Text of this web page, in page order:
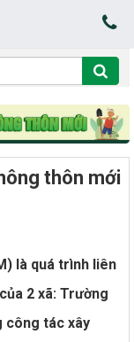
thôn mới
là quá trình liên
2 xã: Trường
công tác xây